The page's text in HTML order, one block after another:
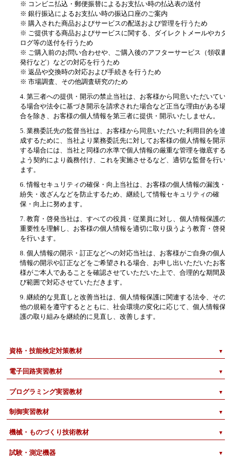
コンビニ払込・郵便振替によるお支払い時の払込表の送付
銀行振込によるお支払い時の振込口座のご案内
購入された商品およびサービスの配送および管理を行うため
ご提供する商品およびサービスに関する、ダイレクトメールやカタ
ログ等の送付を行うため
ご購入前のお問い合わせや、ご購入後のアフターサービス（領収書
発行など）などの対応を行うため
返品や交換時の対応および手続きを行うため
市場調査、その他調査研究のため
4. 第三者への提供・開示の禁止当社は、お客様から同意いただいてい
る場合や法令に基づき開示を請求された場合など正当な理由がある場
合を除き、お客様の個人情報を第三者に提供・開示いたしません。
5. 業務委託先の監督当社は、お客様から同意いただいた利用目的を達
成するために、当社より業務委託先に対してお客様の個人情報を開示
する場合には、当社と同様の水準で個人情報の厳重な管理を徹底する
よう契約により義務付け、これを実施させるなど、適切な監督を行い
ます。
6. 情報セキュリティの確保・向上当社は、お客様の個人情報の漏洩・
紛失・改ざんなどを防止するため、継続して情報セキュリティの確
保・向上に努めます。
7. 教育・啓発当社は、すべての役員・従業員に対し、個人情報保護の
重要性を理解し、お客様の個人情報を適切に取り扱うよう教育・啓発
を行います。
8. 個人情報の開示・訂正などへの対応当社は、お客様がご自身の個人
情報の開示や訂正などをご希望される場合、お申し出いただいたお客
様がご本人であることを確認させていただいた上で、合理的な期間及
び範囲で対応させていただきます。
9. 継続的な見直しと改善当社は、個人情報保護に関連する法令、その
他の規範を遵守するとともに、社会環境の変化に応じて、個人情報保
護の取り組みを継続的に見直し、改善します。
資格・技能検定対策教材
電子回路実習教材
プログラミング実習教材
制御実習教材
機械・ものづくり技術教材
試験・測定機器